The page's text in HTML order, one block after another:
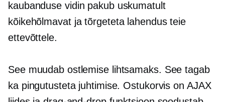
kaubanduse vidin pakub uskumatult
kõikehõlmavat jatõrgetetalahendus teie
ettevõttele.
See muudab ostlemise lihtsamaks. See tagab
ka pingutusteta juhtimise. Ostukorvis on AJAX